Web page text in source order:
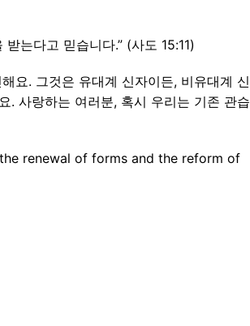
는다고 믿습니다.” (사도 15:11)
요. 그것은 유대계 신자이든, 비유대계 신
. 사랑하는 여러분, 혹시 우리는 기존 관습
renewal of forms and the reform of